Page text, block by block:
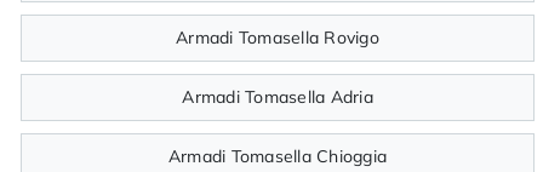
Armadi Tomasella Rovigo
Armadi Tomasella Adria
Armadi Tomasella Chioggia